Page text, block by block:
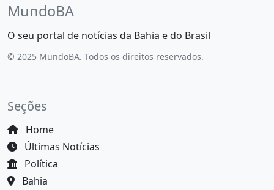
MundoBA
O seu portal de notícias da Bahia e do Brasil
© 2025 MundoBA. Todos os direitos reservados.
Seções
Home
Últimas Notícias
Política
Bahia